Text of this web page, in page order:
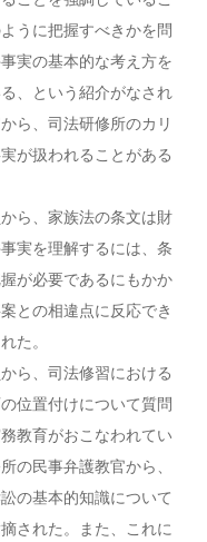
うに把握すべきかを問
実の基本的な考え方を
、という紹介がなされ
ら、司法研修所のカリ
が扱われることがある
ら、家族法の条文は財
実を理解するには、条
が必要であるにもかか
との相違点に反応でき
た。
ら、司法修習における
位置付けについて質問
教育がおこなわれてい
の民事弁護教官から、
の基本的知識について
された。また、これに